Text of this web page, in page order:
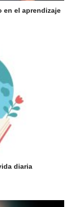
en el aprendizaje
diaria